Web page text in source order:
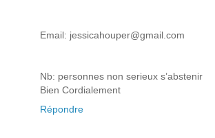
Email: jessicahouper@gmail.com
Nb: personnes non serieux s’abstenir
Bien Cordialement
Répondre